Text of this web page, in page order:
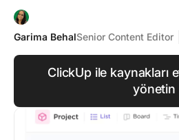
Garima BehalSenior Content Editor
ClickUp ile kaynakları
yönetin